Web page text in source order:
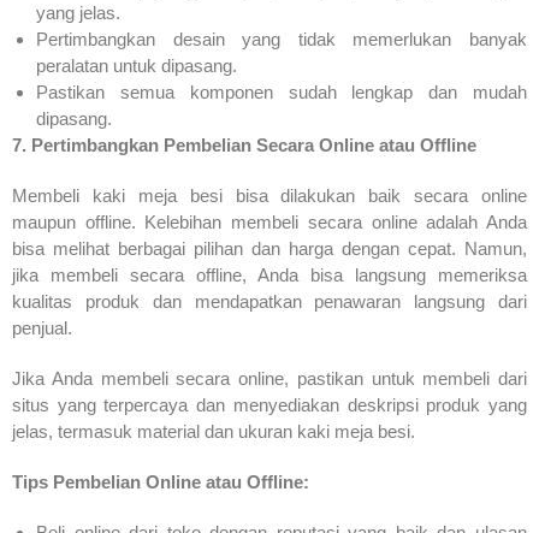
yang jelas.
Pertimbangkan desain yang tidak memerlukan banyak
peralatan untuk dipasang.
Pastikan semua komponen sudah lengkap dan mudah
dipasang.
7. Pertimbangkan Pembelian Secara Online atau Offline
Membeli kaki meja besi bisa dilakukan baik secara online
maupun offline. Kelebihan membeli secara online adalah Anda
bisa melihat berbagai pilihan dan harga dengan cepat. Namun,
jika membeli secara offline, Anda bisa langsung memeriksa
kualitas produk dan mendapatkan penawaran langsung dari
penjual.
Jika Anda membeli secara online, pastikan untuk membeli dari
situs yang terpercaya dan menyediakan deskripsi produk yang
jelas, termasuk material dan ukuran kaki meja besi.
Tips Pembelian Online atau Offline: